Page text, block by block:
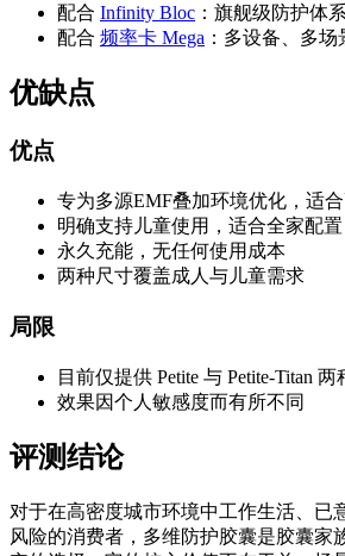
配合 Infinity Bloc ：旗舰级防护体
配合 频率卡 Mega ：多设备、多场
优缺点
优点
专为多源EMF叠加环境优化，适
明确支持儿童使用，适合全家配置
永久充能，无任何使用成本
两种尺寸覆盖成人与儿童需求
局限
目前仅提供 Petite 与 Petite-Titan 两
效果因个人敏感度而有所不同
评测结论
对于在高密度城市环境中工作生活、已
风险的消费者，多维防护胶囊是胶囊家